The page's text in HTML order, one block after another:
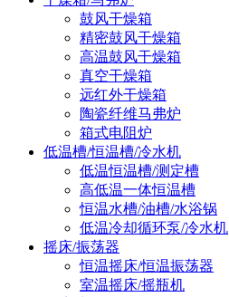
鼓风干燥箱
精密鼓风干燥箱
高温鼓风干燥箱
真空干燥箱
远红外干燥箱
陶瓷纤维马弗炉
箱式电阻炉
低温槽/恒温槽/冷水机
低温恒温槽/测定槽
高低温一体恒温槽
恒温水槽/油槽/水浴锅
低温冷却循环泵/冷水机
摇床/振荡器
恒温摇床/恒温振荡器
室温摇床/摇瓶机